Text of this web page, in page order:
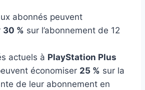
abonnés peuvent
30 % sur l’abonnement de 12
actuels à PlayStation Plus
économiser 25 % sur la
de leur abonnement en